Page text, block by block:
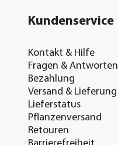
Kundenservice
Kontakt & Hilfe
Fragen & Antworten
Bezahlung
Versand & Lieferung
Lieferstatus
Pflanzenversand
Retouren